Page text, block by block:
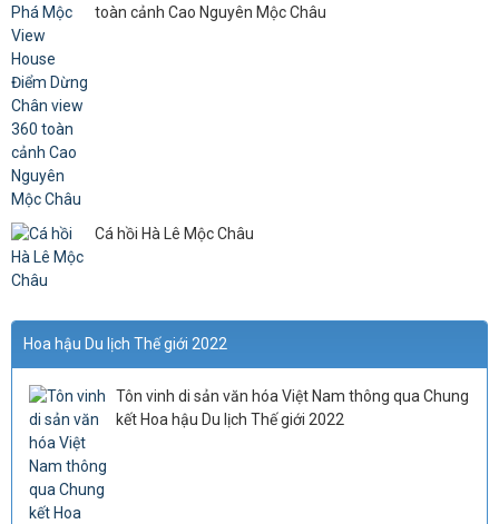
toàn cảnh Cao Nguyên Mộc Châu
Cá hồi Hà Lê Mộc Châu
Hoa hậu Du lịch Thế giới 2022
Tôn vinh di sản văn hóa Việt Nam thông qua Chung
kết Hoa hậu Du lịch Thế giới 2022